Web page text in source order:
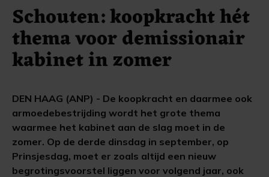
Schouten: koopkracht hét
thema voor demissionair
kabinet in zomer
DEN HAAG (ANP) - De koopkracht en daarmee ook
armoedebestrijding wordt het grote thema
waarmee het kabinet aan de slag moet in de
zomer. Op de derde dinsdag in september, op
Prinsjesdag, moet er zoals altijd een nieuw
begrotingsvoorstel liggen voor volgend jaar, ook